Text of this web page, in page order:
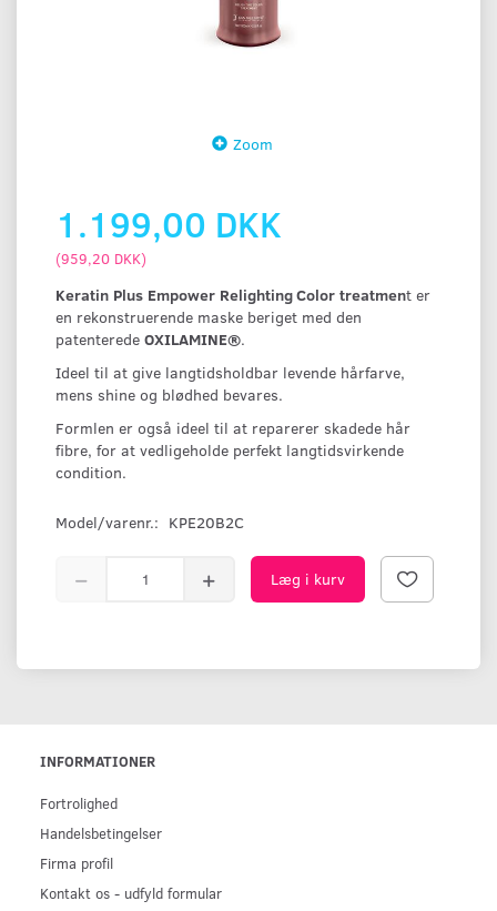
Zoom
1.199,00 DKK
(959,20 DKK)
Keratin Plus Empower RelightingColor treatment er
en rekonstruerende maske beriget med den
patenterede OXILAMINE®.
Ideel til at give langtidsholdbar levende hårfarve,
mens shine og blødhed bevares.
Formlen er også ideel til at reparerer skadede hår
fibre, for at vedligeholde perfekt langtidsvirkende
condition.
Model/varenr.: KPE20B2C
Læg i kurv
INFORMATIONER
Fortrolighed
Handelsbetingelser
Firma profil
Kontakt os - udfyld formular